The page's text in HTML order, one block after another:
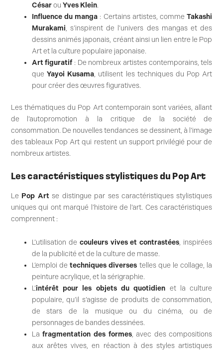
Césarou Yves Klein.
Influence du manga : Certains artistes, commeTakashi
Murakami, s’inspirent de l’univers des mangas et des
dessins animés japonais, créant ainsi un lien entre le Pop
Art et la culture populaire japonaise.
Art figuratif : De nombreux artistes contemporains, tels
que Yayoi Kusama, utilisent les techniques du Pop Art
pour créer des œuvres figuratives.
Les thématiques du Pop Art contemporain sont variées, allant
de l’autopromotion à la critique de la société de
consommation. De nouvelles tendances se dessinent, à l’image
des tableaux Pop Art qui restent un support privilégié pour de
nombreux artistes.
Les caractéristiques stylistiques du Pop Art
Le Pop Art se distingue par ses caractéristiques stylistiques
uniques qui ont marqué l’histoire de l’art. Ces caractéristiques
comprennent :
L’utilisation de couleurs vives et contrastées, inspirées
de la publicité et de la culture de masse.
L’emploi detechniques diverses telles que le collage, la
peinture acrylique, et la sérigraphie.
L’intérêt pour les objets du quotidien et la culture
populaire, qu’il s’agisse de produits de consommation,
de stars de la musique ou du cinéma, ou de
personnages de bandes dessinées.
Lafragmentation des formes, avec des compositions
aux arêtes vives, en réaction à des styles artistiques